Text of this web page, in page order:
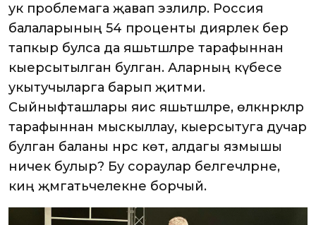
ук проблемага җавап эзлиләр. Россия
балаларының 54 проценты диярлек бер
тапкыр булса да яшьтәшләре тарафыннан
кыерсытылган булган. Аларның күбесе
укытучыларга барып җитми.
Сыйныфташлары яисә яшьтәшләре, өлкәнрәкләр
тарафыннан мыскыллау, кыерсытуга дучар
булган баланы нәрсә көтә, алдагы язмышы
ничек булыр? Бу сораулар белгечләрне,
киң җәмәгатьчелекне борчый.